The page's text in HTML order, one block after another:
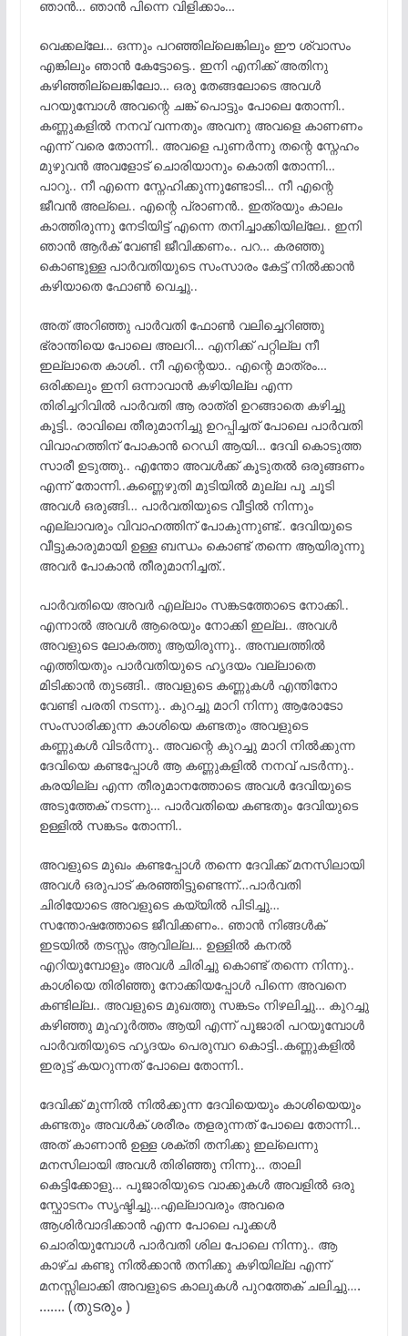
ഞാൻ… ഞാൻ പിന്നെ വിളിക്കാം…
വെക്കല്ലേ… ഒന്നും പറഞ്ഞില്ലെങ്കിലും ഈ ശ്വാസം
എങ്കിലും ഞാൻ കേട്ടോട്ടെ.. ഇനി എനിക്ക് അതിനു
കഴിഞ്ഞില്ലെങ്കിലോ… ഒരു തേങ്ങലോടെ അവൾ
പറയുമ്പോൾ അവന്റെ ചങ്ക് പൊട്ടും പോലെ തോന്നി..
കണ്ണുകളിൽ നനവ് വന്നതും അവനു അവളെ കാണണം
എന്ന് വരെ തോന്നി.. അവളെ പുണർന്നു തന്റെ സ്നേഹം
മുഴുവൻ അവളോട് ചൊരിയാനും കൊതി തോന്നി…
പാറു.. നീ എന്നെ സ്നേഹിക്കുന്നുണ്ടോടി… നീ എന്റെ
ജീവൻ അല്ലെ.. എന്റെ പ്രാണൻ.. ഇത്രയും കാലം
കാത്തിരുന്നു നേടിയിട്ട് എന്നെ തനിച്ചാക്കിയില്ലേ.. ഇനി
ഞാൻ ആർക് വേണ്ടി ജീവിക്കണം.. പറ… കരഞ്ഞു
കൊണ്ടുള്ള പാർവതിയുടെ സംസാരം കേട്ട് നിൽക്കാൻ
കഴിയാതെ ഫോൺ വെച്ചു..
അത് അറിഞ്ഞു പാർവതി ഫോൺ വലിച്ചെറിഞ്ഞു
ഭ്രാന്തിയെ പോലെ അലറി… എനിക്ക് പറ്റില്ല നീ
ഇല്ലാതെ കാശി.. നീ എന്റെയാ.. എന്റെ മാത്രം…
ഒരിക്കലും ഇനി ഒന്നാവാൻ കഴിയില്ല എന്ന
തിരിച്ചറിവിൽ പാർവതി ആ രാത്രി ഉറങ്ങാതെ കഴിച്ചു
കൂട്ടി.. രാവിലെ തീരുമാനിച്ചു ഉറപ്പിച്ചത് പോലെ പാർവതി
വിവാഹത്തിന് പോകാൻ റെഡി ആയി… ദേവി കൊടുത്ത
സാരീ ഉടുത്തു.. എന്തോ അവൾക്ക് കൂടുതൽ ഒരുങ്ങണം
എന്ന് തോന്നി..കണ്ണെഴുതി മുടിയിൽ മുല്ല പൂ ചൂടി
അവൾ ഒരുങ്ങി… പാർവതിയുടെ വീട്ടിൽ നിന്നും
എല്ലാവരും വിവാഹത്തിന് പോകുന്നുണ്ട്.. ദേവിയുടെ
വീട്ടുകാരുമായി ഉള്ള ബന്ധം കൊണ്ട് തന്നെ ആയിരുന്നു
അവർ പോകാൻ തീരുമാനിച്ചത്..
പാർവതിയെ അവർ എല്ലാം സങ്കടത്തോടെ നോക്കി..
എന്നാൽ അവൾ ആരെയും നോക്കി ഇല്ല.. അവൾ
അവളുടെ ലോകത്തു ആയിരുന്നു.. അമ്പലത്തിൽ
എത്തിയതും പാർവതിയുടെ ഹൃദയം വല്ലാതെ
മിടിക്കാൻ തുടങ്ങി.. അവളുടെ കണ്ണുകൾ എന്തിനോ
വേണ്ടി പരതി നടന്നു.. കുറച്ചു മാറി നിന്നു ആരോടോ
സംസാരിക്കുന്ന കാശിയെ കണ്ടതും അവളുടെ
കണ്ണുകൾ വിടർന്നു.. അവന്റെ കുറച്ചു മാറി നിൽക്കുന്ന
ദേവിയെ കണ്ടപ്പോൾ ആ കണ്ണുകളിൽ നനവ് പടർന്നു..
കരയില്ല എന്ന തീരുമാനത്തോടെ അവൾ ദേവിയുടെ
അടുത്തേക് നടന്നു… പാർവതിയെ കണ്ടതും ദേവിയുടെ
ഉള്ളിൽ സങ്കടം തോന്നി..
അവളുടെ മുഖം കണ്ടപ്പോൾ തന്നെ ദേവിക്ക് മനസിലായി
അവൾ ഒരുപാട് കരഞ്ഞിട്ടുണ്ടെന്ന്…പാർവതി
ചിരിയോടെ അവളുടെ കയ്യിൽ പിടിച്ചു…
സന്തോഷത്തോടെ ജീവിക്കണം.. ഞാൻ നിങ്ങൾക്
ഇടയിൽ തടസ്സം ആവില്ല… ഉള്ളിൽ കനൽ
എറിയുമ്പോളും അവൾ ചിരിച്ചു കൊണ്ട് തന്നെ നിന്നു..
കാശിയെ തിരിഞ്ഞു നോക്കിയപ്പോൾ പിന്നെ അവനെ
കണ്ടില്ല.. അവളുടെ മുഖത്തു സങ്കടം നിഴലിച്ചു… കുറച്ചു
കഴിഞ്ഞു മുഹൂർത്തം ആയി എന്ന് പൂജാരി പറയുമ്പോൾ
പാർവതിയുടെ ഹൃദയം പെരുമ്പറ കൊട്ടി..കണ്ണുകളിൽ
ഇരുട്ട് കയറുന്നത് പോലെ തോന്നി..
ദേവിക്ക് മുന്നിൽ നിൽക്കുന്ന ദേവിയെയും കാശിയെയും
കണ്ടതും അവൾക് ശരീരം തളരുന്നത് പോലെ തോന്നി…
അത് കാണാൻ ഉള്ള ശക്തി തനിക്കു ഇല്ലെന്നു
മനസിലായി അവൾ തിരിഞ്ഞു നിന്നു… താലി
കെട്ടിക്കോളു… പൂജാരിയുടെ വാക്കുകൾ അവളിൽ ഒരു
സ്ഫോടനം സൃഷ്ടിച്ചു…എല്ലാവരും അവരെ
ആശിർവാദിക്കാൻ എന്ന പോലെ പൂക്കൾ
ചൊരിയുമ്പോൾ പാർവതി ശില പോലെ നിന്നു.. ആ
കാഴ്ച കണ്ടു നിൽക്കാൻ തനിക്കു കഴിയില്ല എന്ന്
മനസ്സിലാക്കി അവളുടെ കാലുകൾ പുറത്തേക് ചലിച്ചു….
……. (തുടരും )